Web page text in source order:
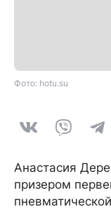
Фото: hotu.su
Анастасия
призером